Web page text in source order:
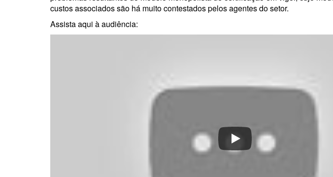
custos associados são há muito contestados pelos agentes do setor.
Assista aqui à audiência: